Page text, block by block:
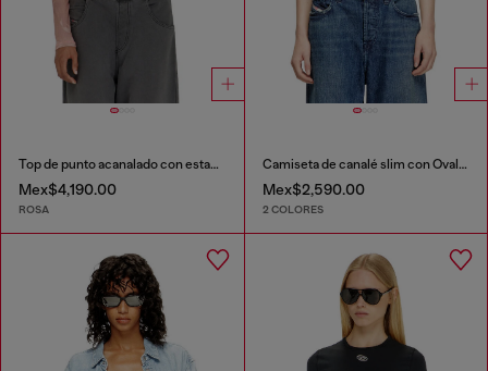
Top de punto acanalado con estampado floral
Mex$4,190.00
ROSA
Camiseta de canalé slim con Óvalo D metálico
Mex$2,590.00
2 COLORES